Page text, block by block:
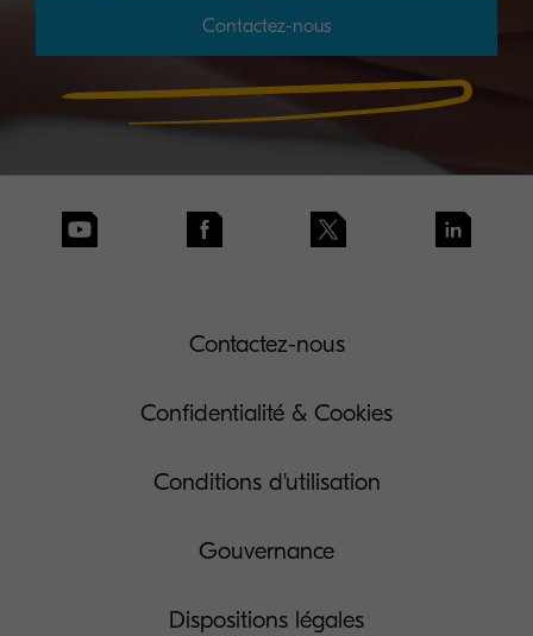
Contactez-nous
Contactez-nous
Confidentialité & Cookies
Conditions d'utilisation
Gouvernance
Dispositions légales